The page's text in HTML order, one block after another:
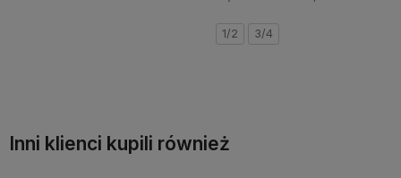
1/2 3/4
Inni klienci kupili również